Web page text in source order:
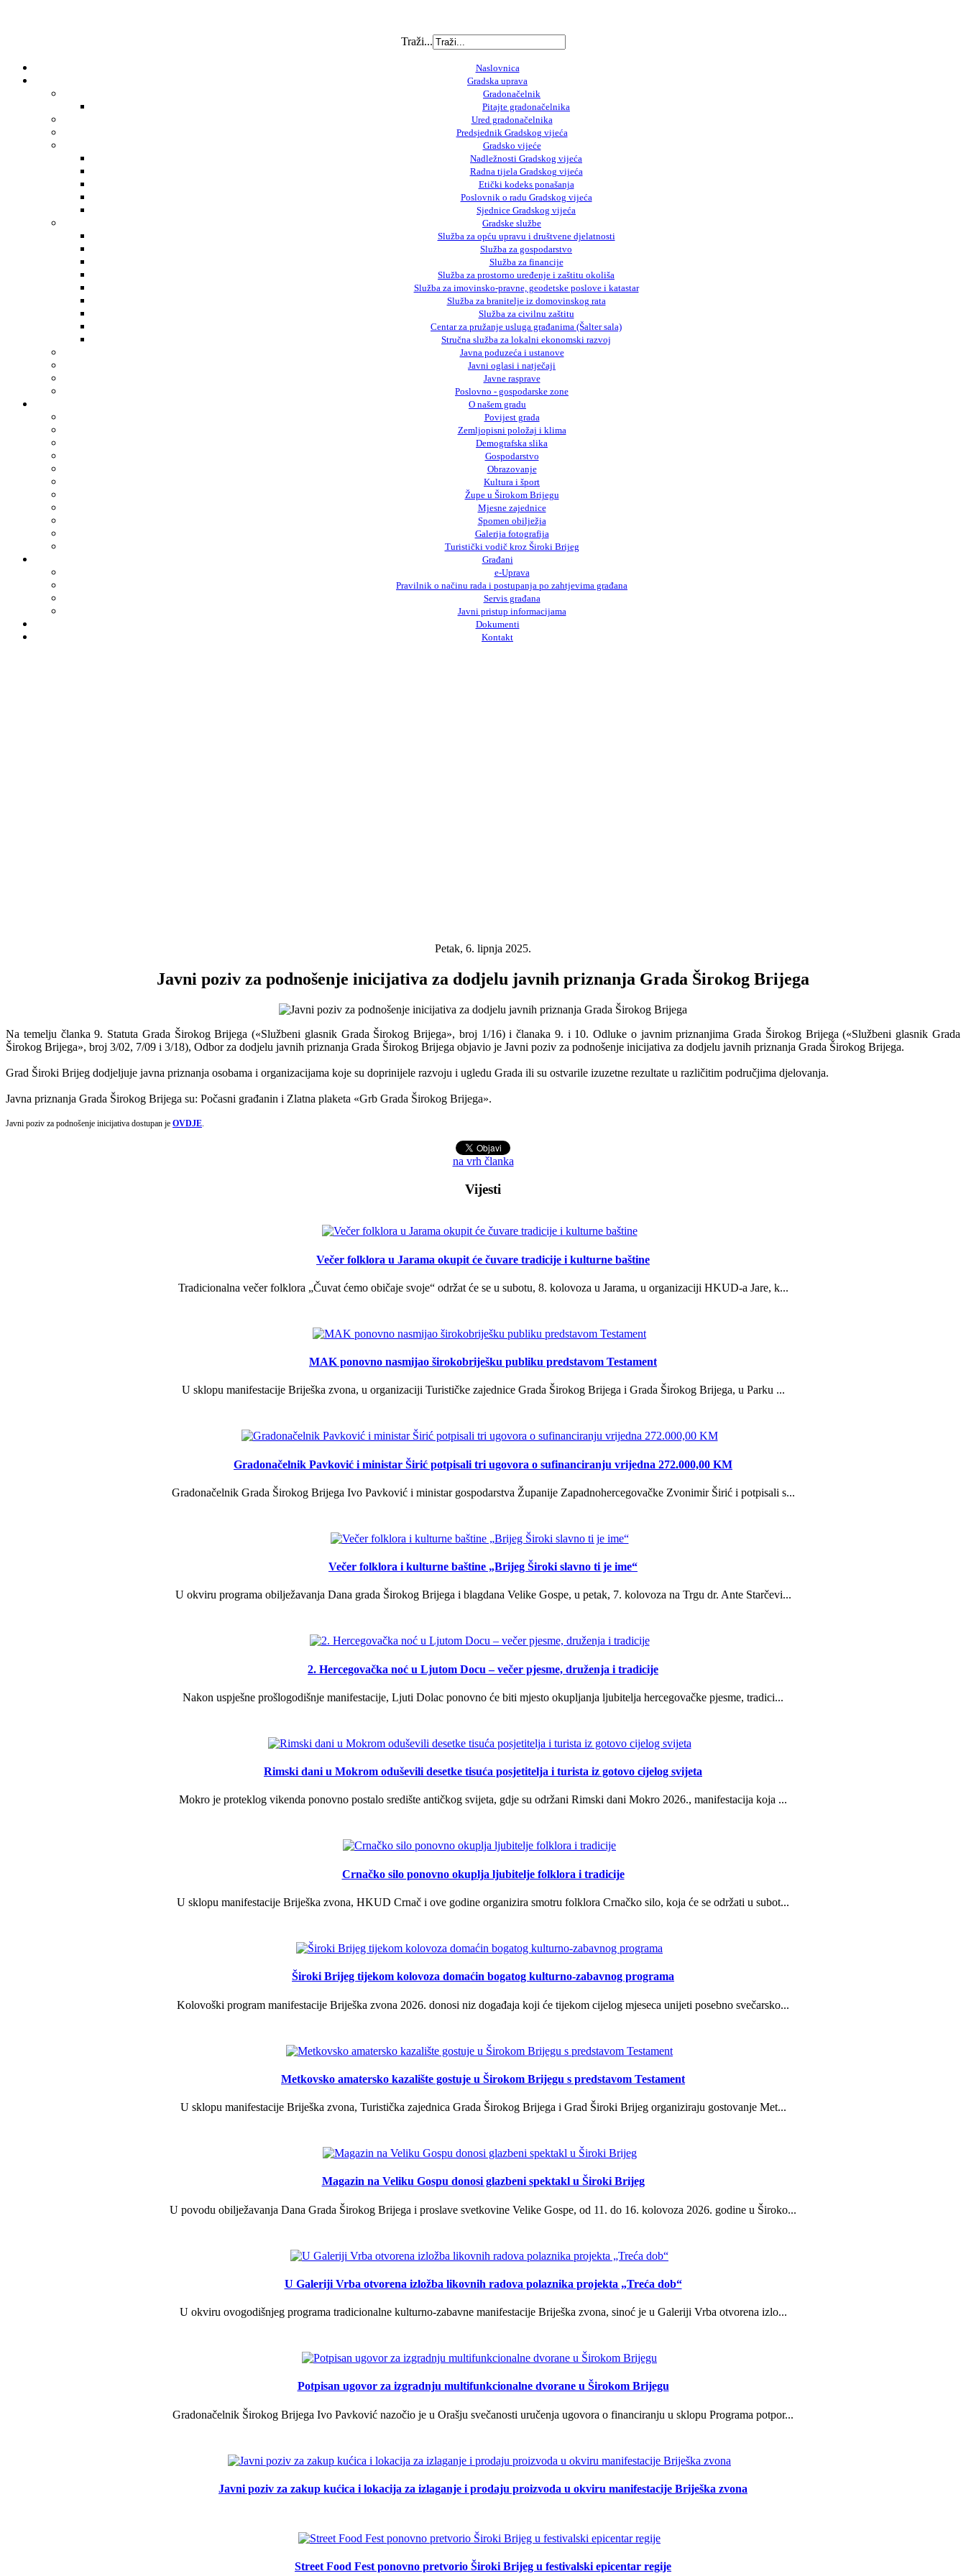
Traži...
Naslovnica
Gradska uprava
Gradonačelnik
Pitajte gradonačelnika
Ured gradonačelnika
Predsjednik Gradskog vijeća
Gradsko vijeće
Nadležnosti Gradskog vijeća
Radna tijela Gradskog vijeća
Etički kodeks ponašanja
Poslovnik o radu Gradskog vijeća
Sjednice Gradskog vijeća
Gradske službe
Služba za opću upravu i društvene djelatnosti
Služba za gospodarstvo
Služba za financije
Služba za prostorno uređenje i zaštitu okoliša
Služba za imovinsko-pravne, geodetske poslove i katastar
Služba za branitelje iz domovinskog rata
Služba za civilnu zaštitu
Centar za pružanje usluga građanima (Šalter sala)
Stručna služba za lokalni ekonomski razvoj
Javna poduzeća i ustanove
Javni oglasi i natječaji
Javne rasprave
Poslovno - gospodarske zone
O našem gradu
Povijest grada
Zemljopisni položaj i klima
Demografska slika
Gospodarstvo
Obrazovanje
Kultura i šport
Župe u Širokom Brijegu
Mjesne zajednice
Spomen obilježja
Galerija fotografija
Turistički vodič kroz Široki Brijeg
Građani
e-Uprava
Pravilnik o načinu rada i postupanja po zahtjevima građana
Servis građana
Javni pristup informacijama
Dokumenti
Kontakt
Petak, 6. lipnja 2025.
Javni poziv za podnošenje inicijativa za dodjelu javnih priznanja Grada Širokog Brijega
Na temelju članka 9. Statuta Grada Širokog Brijega («Službeni glasnik Grada Širokog Brijega», broj 1/16) i članaka 9. i 10. Odluke o javnim priznanjima Grada Širokog Brijega («Službeni glasnik Grada
Širokog Brijega», broj 3/02, 7/09 i 3/18), Odbor za dodjelu javnih priznanja Grada Širokog Brijega objavio je Javni poziv za podnošenje inicijativa za dodjelu javnih priznanja Grada Širokog Brijega.
Grad Široki Brijeg dodjeljuje javna priznanja osobama i organizacijama koje su doprinijele razvoju i ugledu Grada ili su ostvarile izuzetne rezultate u različitim područjima djelovanja.
Javna priznanja Grada Širokog Brijega su: Počasni građanin i Zlatna plaketa «Grb Grada Širokog Brijega».
Javni poziv za podnošenje inicijativa dostupan je OVDJE.
na vrh članka
Vijesti
Večer folklora u Jarama okupit će čuvare tradicije i kulturne baštine
Tradicionalna večer folklora „Čuvat ćemo običaje svoje“ održat će se u subotu, 8. kolovoza u Jarama, u organizaciji HKUD-a Jare, k...
MAK ponovno nasmijao širokobriješku publiku predstavom Testament
U sklopu manifestacije Briješka zvona, u organizaciji Turističke zajednice Grada Širokog Brijega i Grada Širokog Brijega, u Parku ...
Gradonačelnik Pavković i ministar Širić potpisali tri ugovora o sufinanciranju vrijedna 272.000,00 KM
Gradonačelnik Grada Širokog Brijega Ivo Pavković i ministar gospodarstva Županije Zapadnohercegovačke Zvonimir Širić i potpisali s...
Večer folklora i kulturne baštine „Brijeg Široki slavno ti je ime“
U okviru programa obilježavanja Dana grada Širokog Brijega i blagdana Velike Gospe, u petak, 7. kolovoza na Trgu dr. Ante Starčevi...
2. Hercegovačka noć u Ljutom Docu – večer pjesme, druženja i tradicije
Nakon uspješne prošlogodišnje manifestacije, Ljuti Dolac ponovno će biti mjesto okupljanja ljubitelja hercegovačke pjesme, tradici...
Rimski dani u Mokrom oduševili desetke tisuća posjetitelja i turista iz gotovo cijelog svijeta
Mokro je proteklog vikenda ponovno postalo središte antičkog svijeta, gdje su održani Rimski dani Mokro 2026., manifestacija koja ...
Crnačko silo ponovno okuplja ljubitelje folklora i tradicije
U sklopu manifestacije Briješka zvona, HKUD Crnač i ove godine organizira smotru folklora Crnačko silo, koja će se održati u subot...
Široki Brijeg tijekom kolovoza domaćin bogatog kulturno-zabavnog programa
Kolovoški program manifestacije Briješka zvona 2026. donosi niz događaja koji će tijekom cijelog mjeseca unijeti posebno svečarsko...
Metkovsko amatersko kazalište gostuje u Širokom Brijegu s predstavom Testament
U sklopu manifestacije Briješka zvona, Turistička zajednica Grada Širokog Brijega i Grad Široki Brijeg organiziraju gostovanje Met...
Magazin na Veliku Gospu donosi glazbeni spektakl u Široki Brijeg
U povodu obilježavanja Dana Grada Širokog Brijega i proslave svetkovine Velike Gospe, od 11. do 16. kolovoza 2026. godine u Široko...
U Galeriji Vrba otvorena izložba likovnih radova polaznika projekta „Treća dob“
U okviru ovogodišnjeg programa tradicionalne kulturno-zabavne manifestacije Briješka zvona, sinoć je u Galeriji Vrba otvorena izlo...
Potpisan ugovor za izgradnju multifunkcionalne dvorane u Širokom Brijegu
Gradonačelnik Širokog Brijega Ivo Pavković nazočio je u Orašju svečanosti uručenja ugovora o financiranju u sklopu Programa potpor...
Javni poziv za zakup kućica i lokacija za izlaganje i prodaju proizvoda u okviru manifestacije Briješka zvona
Street Food Fest ponovno pretvorio Široki Brijeg u festivalski epicentar regije